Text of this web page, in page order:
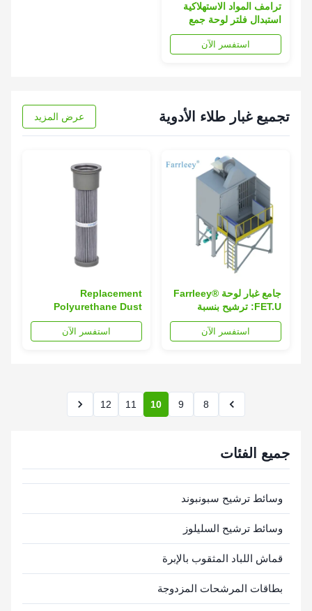
ترامف المواد الاستهلاكية
استبدال فلتر لوحة جمع
الغبار لجهاز لحام الليزر
استفسر الآن
تجميع غبار طلاء الأدوية عرض المزيد
جامع غبار لوحة Farrleey®
FET.U: ترشيح بنسبة
99.9% · توفير 40% من
الطاقة · تصميم مدمج
استفسر الآن
Replacement
Polyurethane Dust
Collector Filter
Cartridge with Metal
استفسر الآن
8
9
10
11
12
جميع الفئات
وسائط ترشيح سبونبوند
وسائط ترشيح السليلوز
قماش اللباد المثقوب بالإبرة
بطاقات المرشحات المزدوجة